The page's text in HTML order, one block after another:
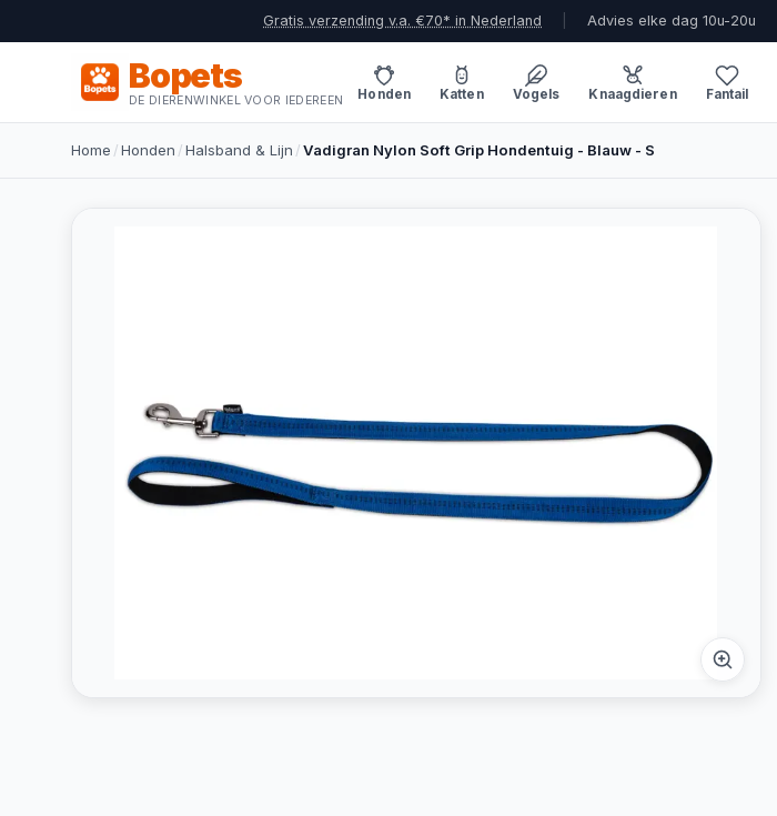
Gratis verzending v.a. €70* in Nederland Advies elke dag 10u-20u
Bopets
DE DIERENWINKEL VOOR IEDEREEN Honden Katten Vogels Knaagdieren Fantail
Home /Honden /Halsband & Lijn /Vadigran Nylon Soft Grip Hondentuig - Blauw - S